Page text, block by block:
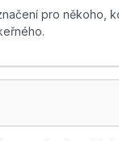
pro někoho,